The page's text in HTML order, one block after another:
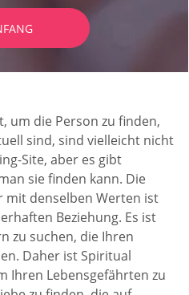
um die Person zu finden,
sind, sind vielleicht nicht
Site, aber es gibt
sie finden kann. Die
mit denselben Werten ist
Beziehung. Es ist
zu suchen, die Ihren
Daher ist Spiritual
Ihren Lebensgefährten zu